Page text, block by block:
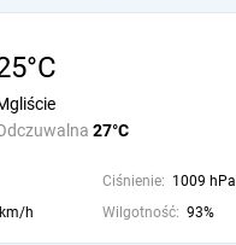
27°C
Ciśnienie: 1009 hPa
h Wilgotność: 93%